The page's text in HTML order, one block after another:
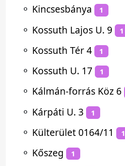
⚬ Kincsesbánya 1
⚬ Kossuth Lajos U. 9 1
⚬ Kossuth Tér 4 1
⚬ Kossuth U. 17 1
⚬ Kálmán-forrás Köz 6
⚬ Kárpáti U. 3 1
⚬ Külterület 0164/11 1
⚬ Kőszeg 1